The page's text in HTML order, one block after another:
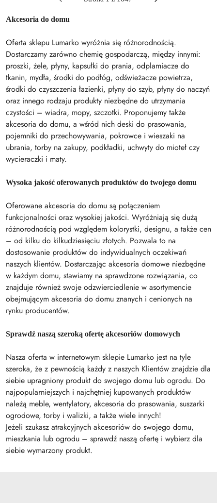
Akcesoria do domu
Oferta sklepu Lumarko wyróżnia się różnorodnością.
Dostarczamy zarówno chemię gospodarczą, między innymi:
proszki, żele, płyny, kapsułki do prania, odplamiacze do
tkanin, mydła, środki do podłóg, odświeżacze powietrza,
środki do czyszczenia łazienki, płyny do szyb, płyny do naczyń
oraz innego rodzaju produkty niezbędne do utrzymania
czystości – wiadra, mopy, szczotki. Proponujemy także
akcesoria do domu, a wśród nich deski do prasowania,
pojemniki do przechowywania, pokrowce i wieszaki na
ubrania, torby na zakupy, podkładki, uchwyty do mioteł czy
wycieraczki i maty.
Wysoka jakość oferowanych produktów do twojego domu
Oferowane akcesoria do domu są połączeniem
funkcjonalności oraz wysokiej jakości. Wyróżniają się dużą
różnorodnością pod względem kolorystki, designu, a także cen
– od kilku do kilkudziesięciu złotych. Pozwala to na
dostosowanie produktów do indywidualnych oczekiwań
naszych klientów. Dostarczając akcesoria domowe niezbędne
w każdym domu, stawiamy na sprawdzone rozwiązania, co
znajduje również swoje odzwierciedlenie w asortymencie
obejmującym akcesoria do domu znanych i cenionych na
rynku producentów.
Sprawdź naszą szeroką ofertę akcesoriów domowych
Nasza oferta w internetowym sklepie Lumarko jest na tyle
szeroka, że z pewnością każdy z naszych Klientów znajdzie dla
siebie upragniony produkt do swojego domu lub ogrodu. Do
najpopularniejszych i najchętniej kupowanych produktów
należą meble, wentylatory, akcesoria do prasowania, suszarki
ogrodowe, torby i walizki, a także wiele innych!
Jeżeli szukasz atrakcyjnych akcesoriów do swojego domu,
mieszkania lub ogrodu – sprawdź naszą ofertę i wybierz dla
siebie wymarzony produkt.